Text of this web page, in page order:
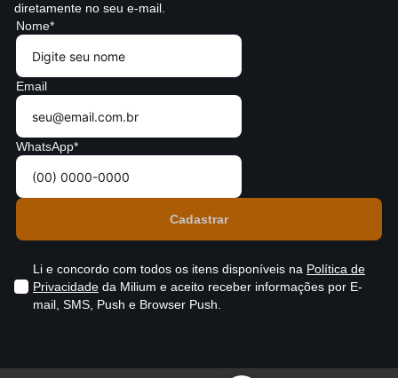
diretamente no seu e-mail.
Nome*
Email
WhatsApp*
Li e concordo com todos os itens disponíveis na Política de
Privacidade da Milium e aceito receber informações por E-
mail, SMS, Push e Browser Push.